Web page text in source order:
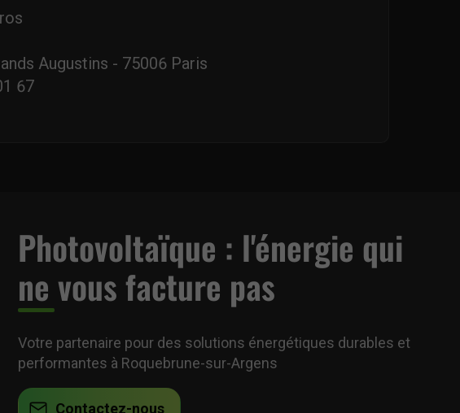
Augustins - 75006 Paris
67
Photovoltaïque : l'énergie qui
ne vous facture pas
Votre partenaire pour des solutions énergétiques durables et
performantes à Roquebrune-sur-Argens
Contactez-nous